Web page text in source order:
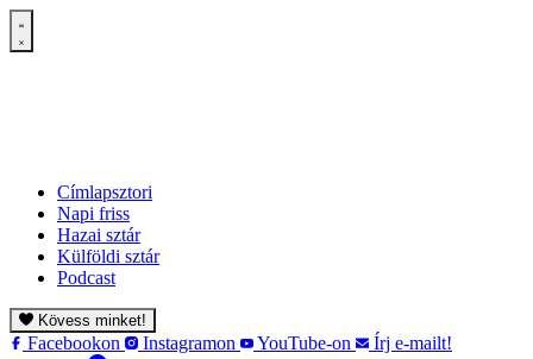
Címlapsztori
Napi friss
Hazai sztár
Külföldi sztár
Podcast
Kövess minket!
Facebookon Instagramon YouTube-on
Írj e-mailt!